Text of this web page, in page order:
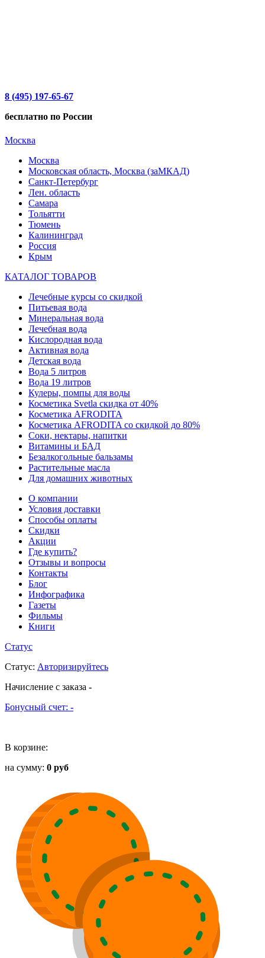
8 (495) 197-65-67
бесплатно по России
Москва
Москва
Московская область, Москва (заМКАД)
Санкт-Петербург
Лен. область
Самара
Тольятти
Тюмень
Калининград
Россия
Крым
КАТАЛОГ ТОВАРОВ
Лечебные курсы со скидкой
Питьевая вода
Минеральная вода
Лечебная вода
Кислородная вода
Активная вода
Детская вода
Вода 5 литров
Вода 19 литров
Кулеры, помпы для воды
Косметика Svetla скидка от 40%
Косметика AFRODITA
Косметика AFRODITA со скидкой до 80%
Соки, нектары, напитки
Витамины и БАД
Безалкогольные бальзамы
Растительные масла
Для домашних животных
О компании
Условия доставки
Способы оплаты
Скидки
Акции
Где купить?
Отзывы и вопросы
Контакты
Блог
Инфографика
Газеты
Фильмы
Книги
Статус
Статус: Авторизируйтесь
Начисление с заказа -
Бонусный счет: -
В корзине:
на сумму: 0 руб